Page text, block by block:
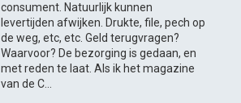
consument. Natuurlijk kunnen
levertijden afwijken. Drukte, file, pech op
de weg, etc, etc. Geld terugvragen?
Waarvoor? De bezorging is gedaan, en
met reden te laat. Als ik het magazine
van de C...